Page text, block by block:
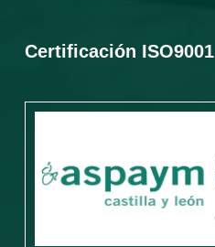
Certificación ISO9001